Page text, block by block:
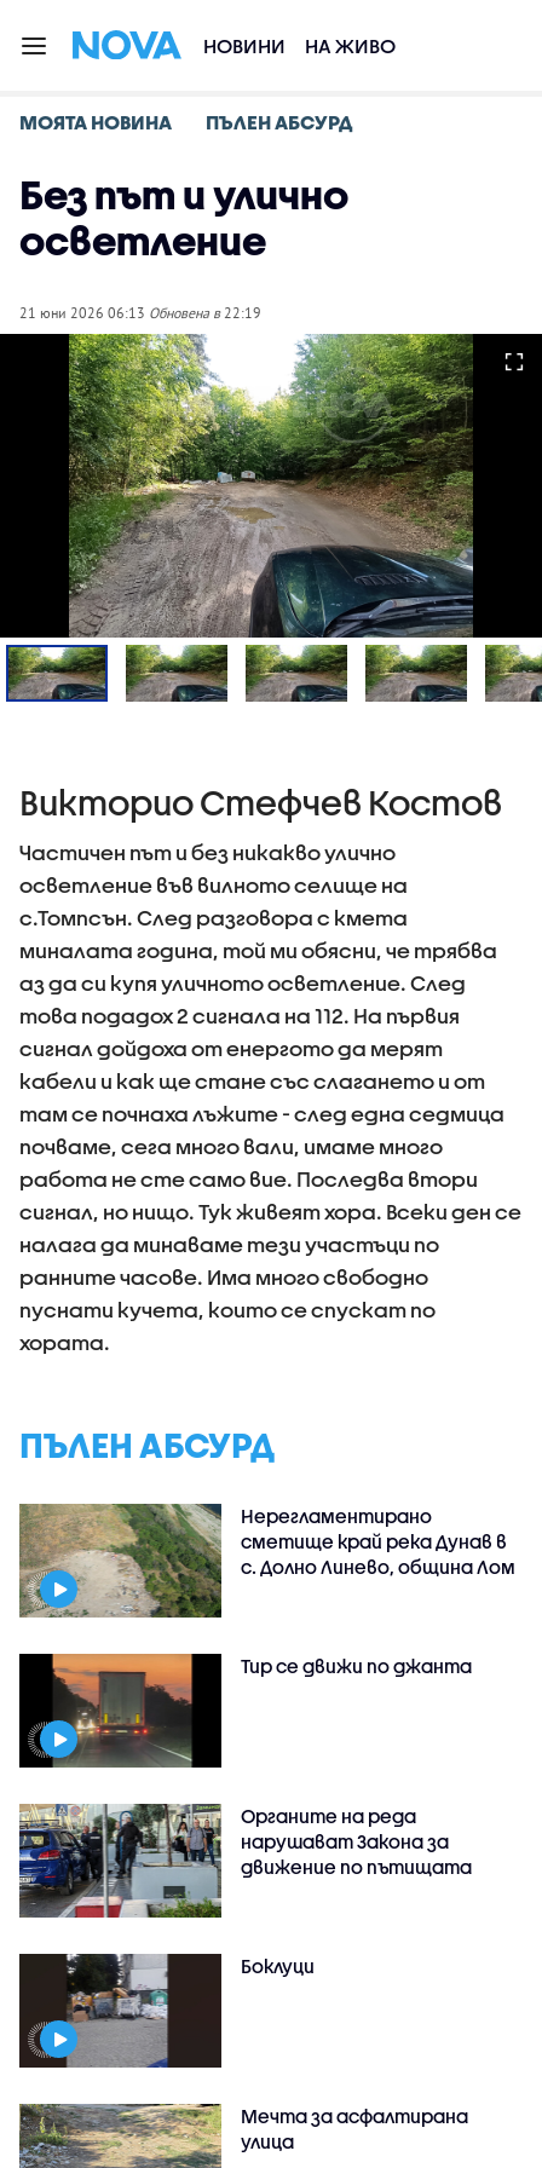
НОВИНИ НА ЖИВО
МОЯТА НОВИНА ПЪЛЕН АБСУРД
Без път и улично
осветление
21 юни 2026 06:13 Обновена в22:19
Викторио Стефчев Костов
Частичен път и без никакво улично
осветление във вилното селище на
с.Томпсън. След разговора с кмета
миналата година, той ми обясни, че трябва
аз да си купя уличното осветление. След
това подадох 2 сигнала на 112. На първия
сигнал дойдоха от енергото да мерят
кабели и как ще стане със слагането и от
там се почнаха лъжите - след една седмица
почваме, сега много вали, имаме много
работа не сте само вие. Последва втори
сигнал, но нищо. Тук живеят хора. Всеки ден се
налага да минаваме тези участъци по
ранните часове. Има много свободно
пуснати кучета, които се спускат по
хората.
ПЪЛЕН АБСУРД
Нерегламентирано
сметище край река Дунав в
с. Долно Линево, община Лом
Тир се движи по джанта
Органите на реда
нарушават Закона за
движение по пътищата
Боклуци
Мечта за асфалтирана
улица